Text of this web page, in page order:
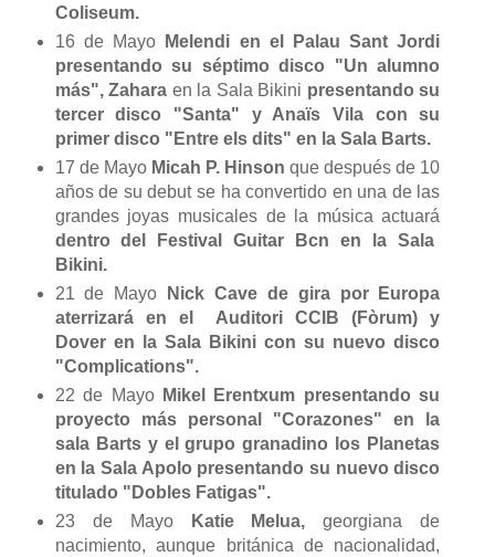
Coliseum.
16 de Mayo
Melendi en el Palau Sant Jordi
presentando su séptimo disco "Un alumno
más", Zahara en la Sala Bikini presentando su
tercer disco "Santa" y Anaïs Vila con su
primer disco "Entre els dits" en la Sala Barts.
17 de Mayo Micah P. Hinson que después de 10
años de su debut se ha convertido en una de las
grandes joyas musicales de la música actuará
dentro del Festival Guitar Bcn en la Sala
Bikini.
21 de Mayo
Nick Cave de gira por Europa
aterrizará en el Auditori CCIB (Fòrum) y
Dover en la Sala Bikini con su nuevo disco
"Complications".
22 de Mayo Mikel Erentxum presentando su
proyecto más personal "Corazones" en la
sala Barts y el grupo granadino los Planetas
en la Sala Apolo presentando su nuevo disco
titulado "Dobles Fatigas".
23 de MayoKatie Melua, georgiana de
nacimiento, aunque británica de nacionalidad,